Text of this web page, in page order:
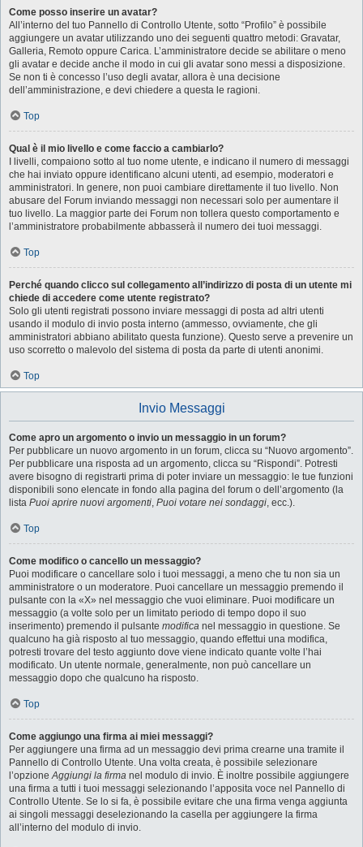
Come posso inserire un avatar?
All’interno del tuo Pannello di Controllo Utente, sotto “Profilo” è possibile
aggiungere un avatar utilizzando uno dei seguenti quattro metodi: Gravatar,
Galleria, Remoto oppure Carica. L’amministratore decide se abilitare o meno
gli avatar e decide anche il modo in cui gli avatar sono messi a disposizione.
Se non ti è concesso l’uso degli avatar, allora è una decisione
dell’amministrazione, e devi chiedere a questa le ragioni.
Top
Qual è il mio livello e come faccio a cambiarlo?
I livelli, compaiono sotto al tuo nome utente, e indicano il numero di messaggi
che hai inviato oppure identificano alcuni utenti, ad esempio, moderatori e
amministratori. In genere, non puoi cambiare direttamente il tuo livello. Non
abusare del Forum inviando messaggi non necessari solo per aumentare il
tuo livello. La maggior parte dei Forum non tollera questo comportamento e
l’amministratore probabilmente abbasserà il numero dei tuoi messaggi.
Top
Perché quando clicco sul collegamento all’indirizzo di posta di un utente mi
chiede di accedere come utente registrato?
Solo gli utenti registrati possono inviare messaggi di posta ad altri utenti
usando il modulo di invio posta interno (ammesso, ovviamente, che gli
amministratori abbiano abilitato questa funzione). Questo serve a prevenire un
uso scorretto o malevolo del sistema di posta da parte di utenti anonimi.
Top
Invio Messaggi
Come apro un argomento o invio un messaggio in un forum?
Per pubblicare un nuovo argomento in un forum, clicca su “Nuovo argomento”.
Per pubblicare una risposta ad un argomento, clicca su “Rispondi”. Potresti
avere bisogno di registrarti prima di poter inviare un messaggio: le tue funzioni
disponibili sono elencate in fondo alla pagina del forum o dell’argomento (la
lista Puoi aprire nuovi argomenti, Puoi votare nei sondaggi, ecc.).
Top
Come modifico o cancello un messaggio?
Puoi modificare o cancellare solo i tuoi messaggi, a meno che tu non sia un
amministratore o un moderatore. Puoi cancellare un messaggio premendo il
pulsante con la «X» nel messaggio che vuoi eliminare. Puoi modificare un
messaggio (a volte solo per un limitato periodo di tempo dopo il suo
inserimento) premendo il pulsante modifica nel messaggio in questione. Se
qualcuno ha già risposto al tuo messaggio, quando effettui una modifica,
potresti trovare del testo aggiunto dove viene indicato quante volte l’hai
modificato. Un utente normale, generalmente, non può cancellare un
messaggio dopo che qualcuno ha risposto.
Top
Come aggiungo una firma ai miei messaggi?
Per aggiungere una firma ad un messaggio devi prima crearne una tramite il
Pannello di Controllo Utente. Una volta creata, è possibile selezionare
l’opzioneAggiungi la firma nel modulo di invio. È inoltre possibile aggiungere
una firma a tutti i tuoi messaggi selezionando l’apposita voce nel Pannello di
Controllo Utente. Se lo si fa, è possibile evitare che una firma venga aggiunta
ai singoli messaggi deselezionando la casella per aggiungere la firma
all’interno del modulo di invio.